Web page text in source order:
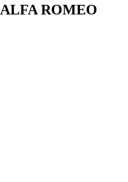
ALFA ROMEO